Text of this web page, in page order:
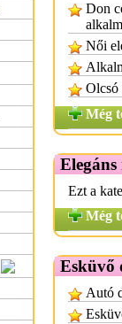
Don
Női
Olcsó
Még
Ezt a
Még
Esküvő
Autó